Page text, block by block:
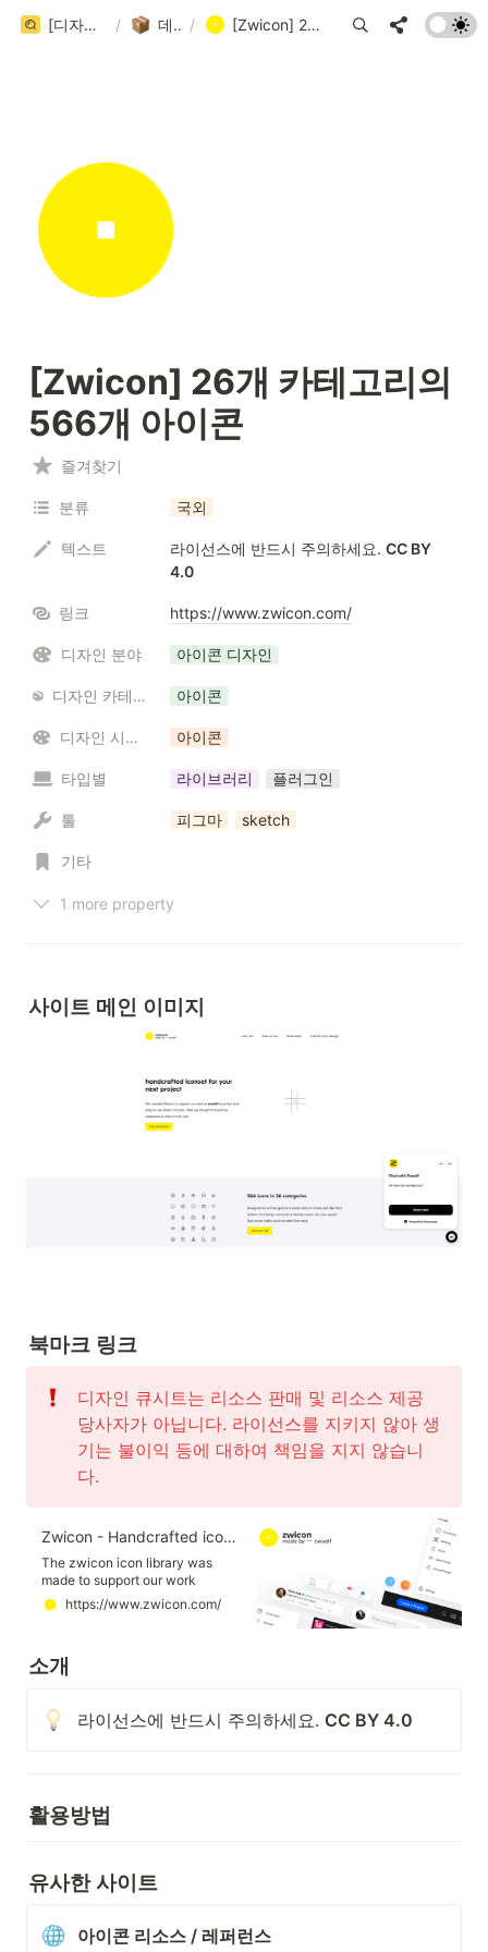
[디자인 큐시트] 국내/국외 디자인 레퍼런스 사이트 999+ 모음집 (202 / 999+) / 데이터베이스 / [Zwicon] 26개 카테고리의 566개 아이콘
[Zwicon] 26개 카테고리의
566개 아이콘
즐겨찾기
분류 국외
텍스트 라이선스에 반드시 주의하세요. CC BY
4.0
링크 https://www.zwicon.com/
디자인 분야 아이콘 디자인
디자인 카테고리 / 리소스 아이콘
디자인 시스템 아이콘
타입별 라이브러리 플러그인
툴 피그마 sketch
기타
1 more property
사이트 메인 이미지
북마크 링크
디자인 큐시트는 리소스 판매 및 리소스 제공
당사자가 아닙니다. 라이선스를 지키지 않아 생
기는 불이익 등에 대하여 책임을 지지 않습니
다.
Zwicon - Handcrafted iconset for your next project
The zwicon icon library was
made to support our work
@zwoelf. Now it is available to
download.
https://www.zwicon.com/
소개
라이선스에 반드시 주의하세요. CC BY 4.0
활용방법
유사한 사이트
아이콘 리소스 / 레퍼런스